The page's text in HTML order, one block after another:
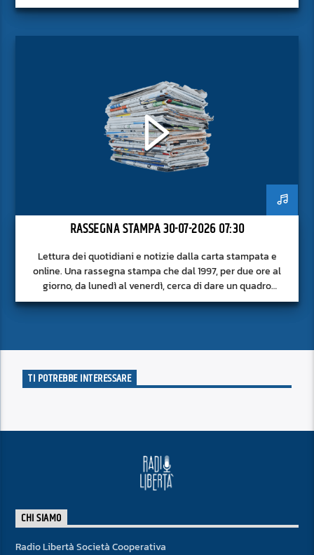
RASSEGNA STAMPA 30-07-2026 07:30
Lettura dei quotidiani e notizie dalla carta stampata e
online. Una rassegna stampa che dal 1997, per due ore al
giorno, da lunedì al venerdì, cerca di dare un quadro
approfondito delle notizie del giorno, senza fermarsi alla
TI POTREBBE INTERESSARE
CHI SIAMO
Radio Libertà Società Cooperativa